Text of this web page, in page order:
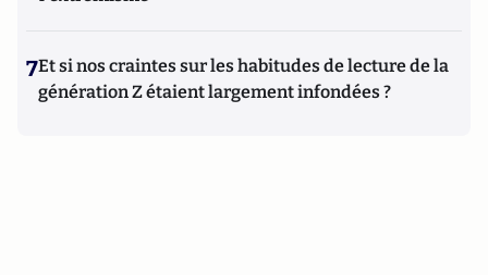
7Et si nos craintes sur les habitudes de lecture de la
génération Z étaient largement infondées ?